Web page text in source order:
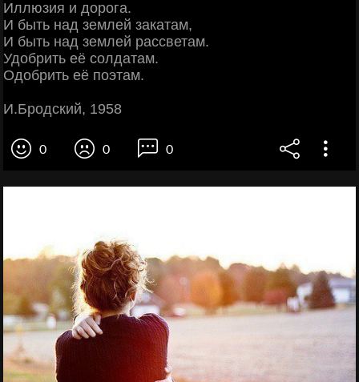
Иллюзия и дорога.
И быть над землей закатам,
И быть над землей рассветам.
Удобрить её солдатам.
Одобрить её поэтам.
И.Бродский, 1958
0 0 0